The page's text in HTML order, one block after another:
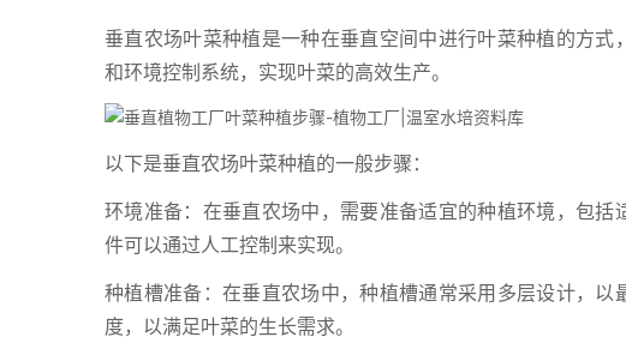
垂直农场叶菜种植是一种在垂直空间中进行叶菜种植的方
和环境控制系统，实现叶菜的高效生产。
以下是垂直农场叶菜种植的一般步骤：
环境准备：在垂直农场中，需要准备适宜的种植环境，包
件可以通过人工控制来实现。
种植槽准备：在垂直农场中，种植槽通常采用多层设计，
度，以满足叶菜的生长需求。